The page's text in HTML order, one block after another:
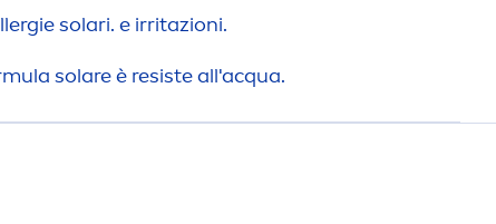
solari. e irritazioni.
solare è resiste all'acqua.